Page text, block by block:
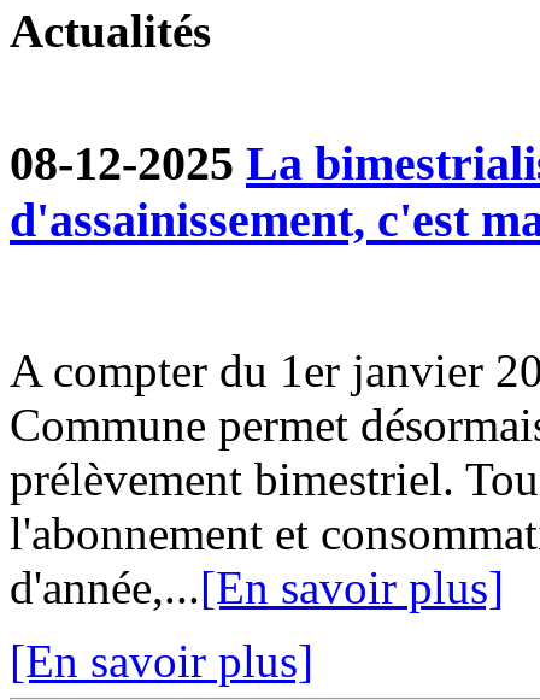
Actualités
08-12-2025 La
d'assainissement, c'est
A compter du 1er janvier
Commune permet
prélèvement bimestriel.
l'abonnement et
d'année,...[En savoir plus]
[En savoir plus]